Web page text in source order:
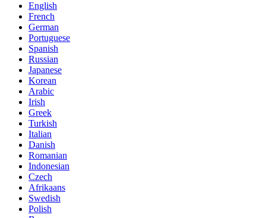
English
French
German
Portuguese
Spanish
Russian
Japanese
Korean
Arabic
Irish
Greek
Turkish
Italian
Danish
Romanian
Indonesian
Czech
Afrikaans
Swedish
Polish